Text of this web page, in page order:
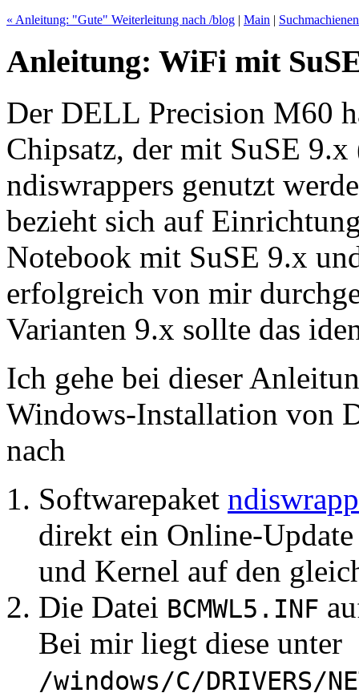
« Anleitung: "Gute" Weiterleitung nach /blog | Main |
Anleitung: WiFi mit
Der DELL Precision M60
Chipsatz, der mit SuSE
ndiswrappers genutzt
bezieht sich auf
Notebook mit SuSE 9.x
erfolgreich von mir
Varianten 9.x sollte das
Ich gehe bei dieser
Windows-Installation von
nach
Softwarepaket
direkt ein Online-
und Kernel auf den
Die Datei BCMWL5.INF
Bei mir liegt diese unter
/windows/C/DRIVERS/